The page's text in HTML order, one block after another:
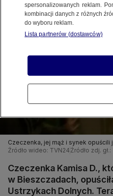
Czeczenka, jej mąż i synek opuścili
Źródło wideo: TVN24 Źródło zdj.
Czeczenka Kamisa D.,
w Bieszczadach,
Ustrzykach Dolnych.
spersonalizowanych reklam.
kombinacji danych z różnych
do wyboru reklam.
Lista partnerów (dostawców)